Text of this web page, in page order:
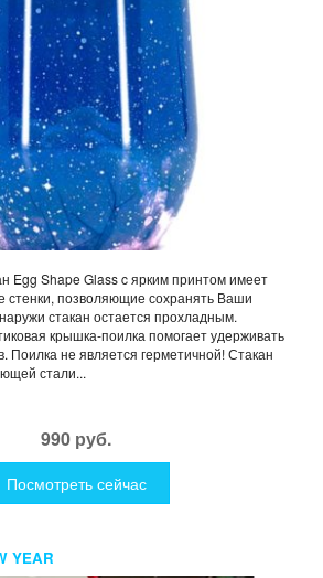
Egg Shape Glass c ярким принтом имеет
стенки, позволяющие сохранять Ваши
стакан остается прохладным.
крышка-поилка помогает удерживать
Поилка не является герметичной! Стакан
стали...
990 руб.
Посмотреть сейчас
YEAR